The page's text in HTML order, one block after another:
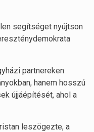
segítséget nyújtson
partnereken
hanem hosszú
újjáépítését, ahol a
leszögezte, a